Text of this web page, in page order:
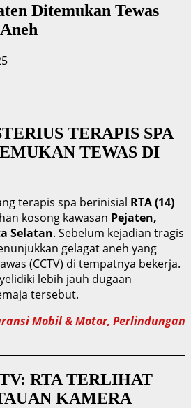
Ditemukan Tewas
TERAPIS SPA
TEWAS DI
terapis spa berinisial RTA (14)
kosong kawasan Pejaten,
Selatan. Sebelum kejadian tragis
gelagat aneh yang
(CCTV) di tempatnya bekerja.
lebih jauh dugaan
tersebut.
Mobil & Motor, Perlindungan
RTA TERLIHAT
KAMERA